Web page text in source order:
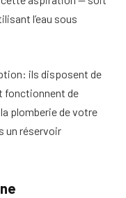
l’eau sous
ils disposent de
fonctionnent de
plomberie de votre
un réservoir